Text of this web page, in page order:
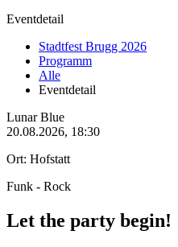
Eventdetail
Stadtfest Brugg 2026
Programm
Alle
Eventdetail
Lunar Blue
20.08.2026, 18:30
Ort: Hofstatt
Funk - Rock
Let the party begin!